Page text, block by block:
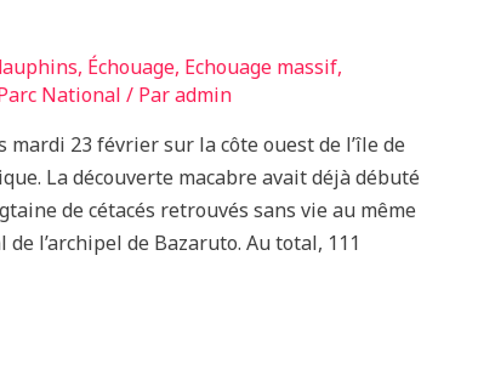
, Échouage, Echouage massif,
National / Paradmin
23 février sur la côte ouest de l’île de
La découverte macabre avait déjà débuté
de cétacés retrouvés sans vie au même
l’archipel de Bazaruto. Au total, 111